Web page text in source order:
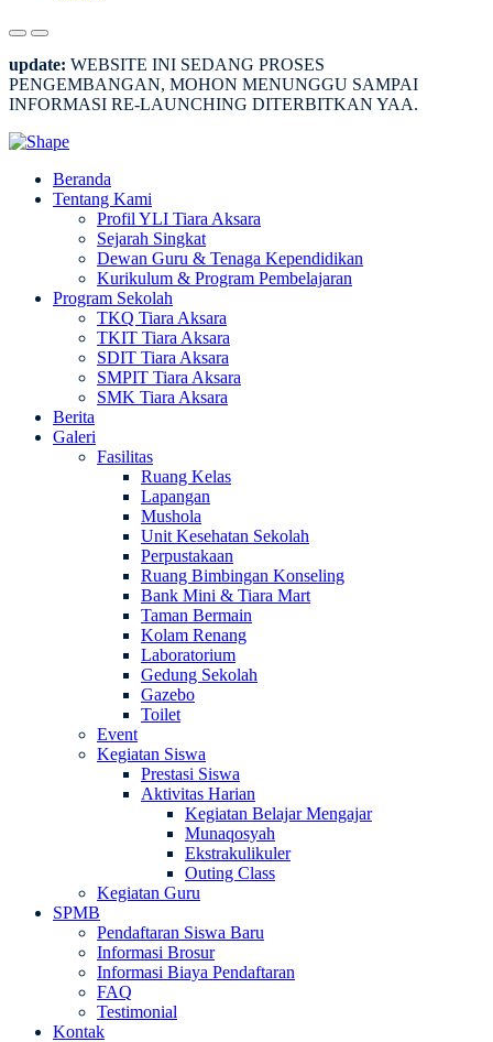
update: WEBSITE INI SEDANG PROSES
PENGEMBANGAN, MOHON MENUNGGU SAMPAI
INFORMASI RE-LAUNCHING DITERBITKAN YAA.
Beranda
Tentang Kami
Profil YLI Tiara Aksara
Sejarah Singkat
Dewan Guru & Tenaga Kependidikan
Kurikulum & Program Pembelajaran
Program Sekolah
TKQ Tiara Aksara
TKIT Tiara Aksara
SDIT Tiara Aksara
SMPIT Tiara Aksara
SMK Tiara Aksara
Berita
Galeri
Fasilitas
Ruang Kelas
Lapangan
Mushola
Unit Kesehatan Sekolah
Perpustakaan
Ruang Bimbingan Konseling
Bank Mini & Tiara Mart
Taman Bermain
Kolam Renang
Laboratorium
Gedung Sekolah
Gazebo
Toilet
Event
Kegiatan Siswa
Prestasi Siswa
Aktivitas Harian
Kegiatan Belajar Mengajar
Munaqosyah
Ekstrakulikuler
Outing Class
Kegiatan Guru
SPMB
Pendaftaran Siswa Baru
Informasi Brosur
Informasi Biaya Pendaftaran
FAQ
Testimonial
Kontak